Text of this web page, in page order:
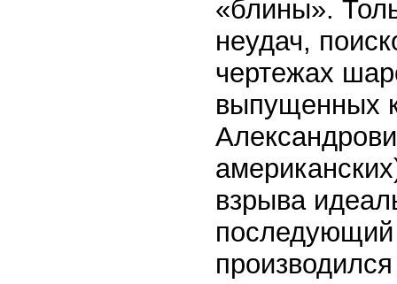
«блины».
неудач,
чертежах
выпущенных
взрыва